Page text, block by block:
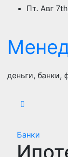
ПерейтиПт. Авг
деньги, банки,
Банки